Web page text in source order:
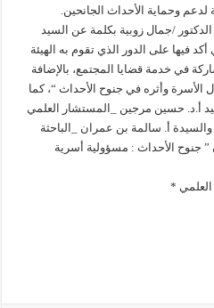
لدعم وحماية الأحداث الجانحين.
/جمال زوبية بكلمة عن السيد
أكد فيها على الدور الذي تقوم به الهيئة
في خدمة قضايا المجتمع، بالإضافة
الأسرة وأثره في جنوح الأحداث “، كما
أ.د. حسين مرجين _المستشار العلمي
والسيدة أ. سالمة بن عمران _الباحثة
” جنوح الأحداث : مسؤولية أسرية
العلمي *